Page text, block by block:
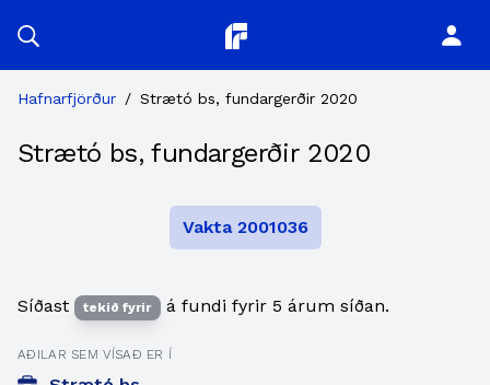
Planitor
Hafnarfjörður / Strætó bs, fundargerðir 2020
Strætó bs, fundargerðir 2020
Vakta 2001036
Síðast tekið fyrir á fundi fyrir 5 árum síðan.
AÐILAR SEM VÍSAÐ ER Í